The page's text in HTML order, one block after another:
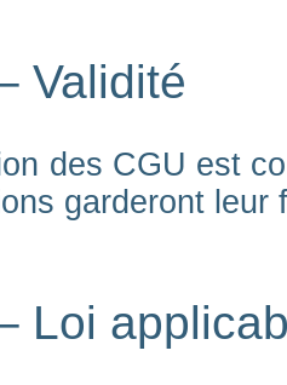
Validité
des CGU est
garderont leur
Loi